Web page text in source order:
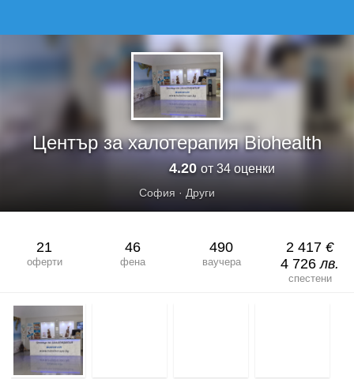
Център за халотерапия Biohealth
4.20от 34 оценки
София · Други
21
оферти
46
фена
490
ваучера
2 417 €
4 726лв.
спестени